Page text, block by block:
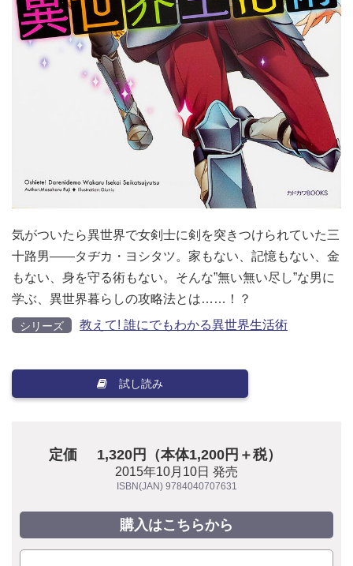
気がついたら異世界で女剣士に剣を突きつけられていた三
十路男――タヂカ・ヨシタツ。家もない、記憶もない、金
もない、身を守る術もない。そんな”無い無い尽し”な男に
学ぶ、異世界暮らしの攻略法とは……！？
シリーズ 教えて! 誰にでもわかる異世界生活術
試し読み
定価 1,320円（本体1,200円＋税）
2015年10月10日 発売
ISBN(JAN) 9784040707631
購入はこちらから